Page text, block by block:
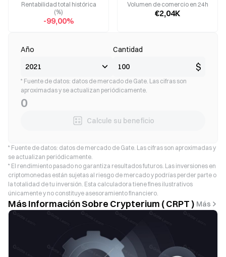
Rentabilidad total histórica
(%)
-99,00%
Volumen de comercio en 24h
€2,04K
Año Cantidad
$
* Fuente de datos: datos de mercado de Gate. Las cifras son
aproximadas y se actualizan periódicamente.
0
Calcule su beneficio
* Fuente de datos: datos de mercado de Gate. Las cifras son aproximadas y
se actualizan periódicamente.
* El rendimiento pasado no garantiza resultados futuros. Las inversiones en
criptomonedas están sujetas al riesgo de mercado y podrías perder parte o
la totalidad de tu inversión. Esta calculadora tiene fines ilustrativos
únicamente y no constituye asesoramiento financiero.
Más Información Sobre Crypterium ( CRPT ) Más